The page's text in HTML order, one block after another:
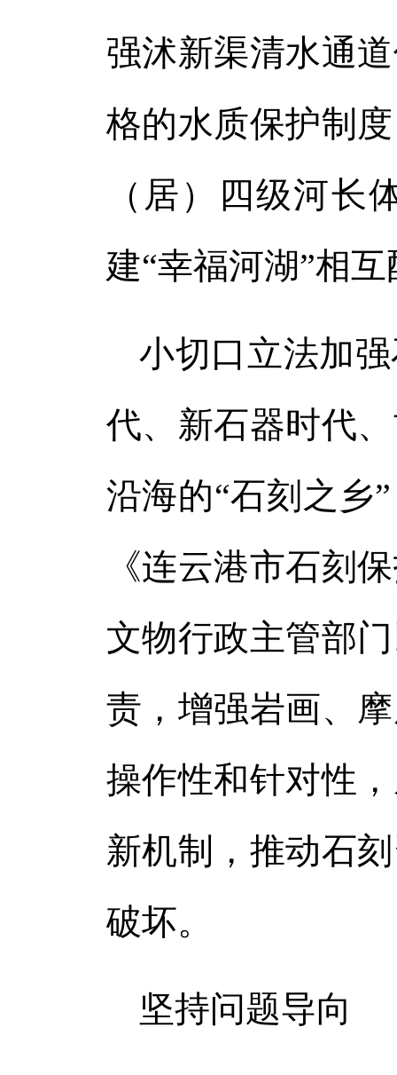
强沭新渠清水通
格的水质保护制
（居）四级河长
建“幸福河湖”相
小切口立法加
代、新石器时代
沿海的“石刻之乡
《连云港市石刻
文物行政主管部
责，增强岩画、
操作性和针对性
新机制，推动石
破坏。
坚持问题导向